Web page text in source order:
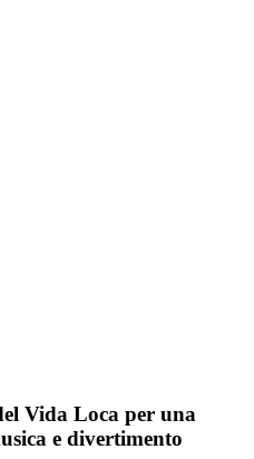
Vida Loca per una
e divertimento